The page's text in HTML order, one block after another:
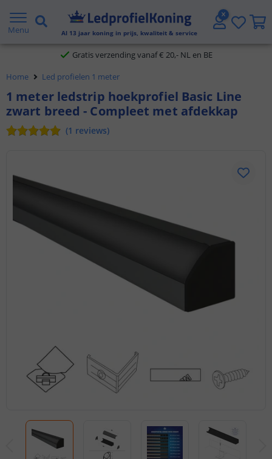
Menu Al 13 jaar koning in prijs, kwaliteit & service
5 jaar garantie
Gratis verzending vanaf € 20,- NL en BE
Klantbeoordeling 9.1
Voor 23:45 uur besteld,morgen in huis
Home Led profielen 1 meter
1 meter ledstrip hoekprofiel Basic Line
zwart breed - Compleet met afdekkap
(1 reviews)